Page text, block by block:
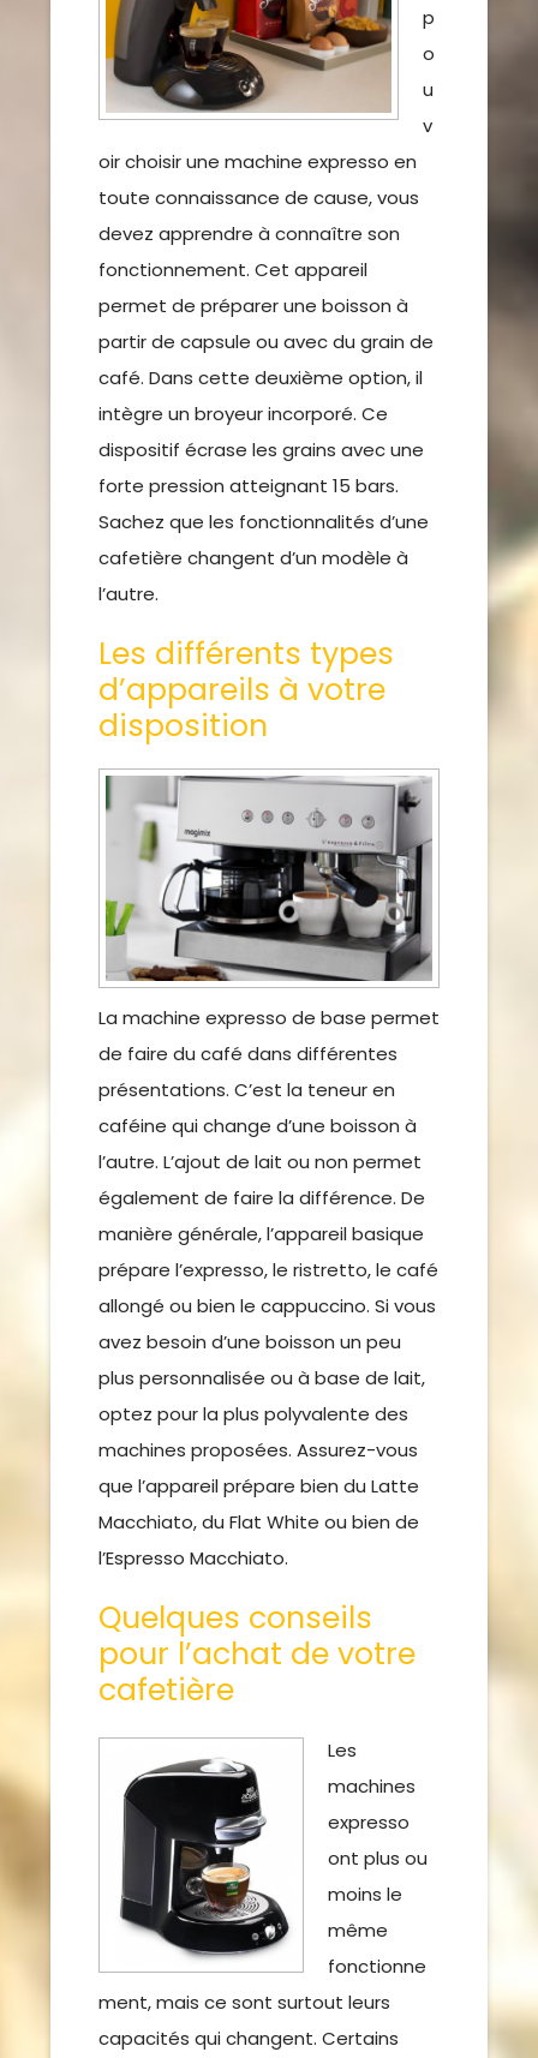
p
o
u
v
oir choisir une machine expresso en
toute connaissance de cause, vous
devez apprendre à connaître son
fonctionnement. Cet appareil
permet de préparer une boisson à
partir de capsule ou avec du grain de
café. Dans cette deuxième option, il
intègre un broyeur incorporé. Ce
dispositif écrase les grains avec une
forte pression atteignant 15 bars.
Sachez que les fonctionnalités d’une
cafetière changent d’un modèle à
l’autre.
Les différents types
d’appareils à votre
disposition
La machine expresso de base permet
de faire du café dans différentes
présentations. C’est la teneur en
caféine qui change d’une boisson à
l’autre. L’ajout de lait ou non permet
également de faire la différence. De
manière générale, l’appareil basique
prépare l’expresso, le ristretto, le café
allongé ou bien le cappuccino. Si vous
avez besoin d’une boisson un peu
plus personnalisée ou à base de lait,
optez pour la plus polyvalente des
machines proposées. Assurez-vous
que l’appareil prépare bien du Latte
Macchiato, du Flat White ou bien de
l’Espresso Macchiato.
Quelques conseils
pour l’achat de votre
cafetière
Les
machines
expresso
ont plus ou
moins le
même
fonctionne
ment, mais ce sont surtout leurs
capacités qui changent. Certains